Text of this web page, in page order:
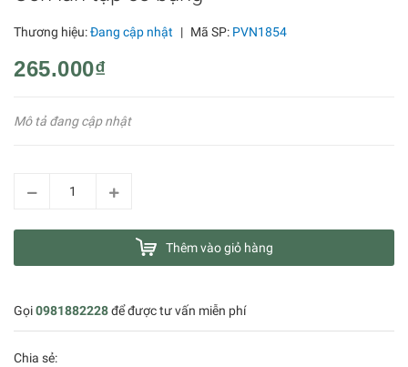
Thương hiệu:Đang cập nhật | Mã SP: PVN1854
265.000₫
Mô tả đang cập nhật
Thêm vào giỏ hàng
Gọi0981882228để được tư vấn miễn phí
Chia sẻ: